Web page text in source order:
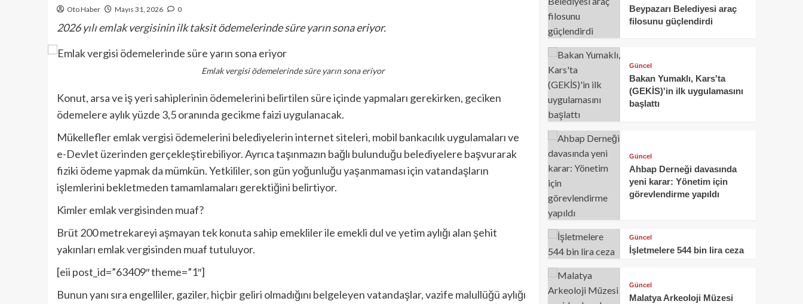
Oto Haber Mayıs 31, 2026 0
2026 yılı emlak vergisinin ilk taksit ödemelerinde süre yarın sona eriyor.
Emlak vergisi ödemelerinde süre yarın sona eriyor
Konut, arsa ve iş yeri sahiplerinin ödemelerini belirtilen süre içinde yapmaları gerekirken, geciken
ödemelere aylık yüzde 3,5 oranında gecikme faizi uygulanacak.
Mükellefler emlak vergisi ödemelerini belediyelerin internet siteleri, mobil bankacılık uygulamaları ve
e-Devlet üzerinden gerçekleştirebiliyor. Ayrıca taşınmazın bağlı bulunduğu belediyelere başvurarak
fiziki ödeme yapmak da mümkün. Yetkililer, son gün yoğunluğu yaşanmaması için vatandaşların
işlemlerini bekletmeden tamamlamaları gerektiğini belirtiyor.
Kimler emlak vergisinden muaf?
Brüt 200 metrekareyi aşmayan tek konuta sahip emekliler ile emekli dul ve yetim aylığı alan şehit
yakınları emlak vergisinden muaf tutuluyor.
[eii post_id=”63409″ theme=”1″]
Bunun yanı sıra engelliler, gaziler, hiçbir geliri olmadığını belgeleyen vatandaşlar, vazife malullüğü aylığı
Beypazarı Belediyesi araç
filosunu güçlendirdi
Güncel
Bakan Yumaklı, Kars'ta
(GEKİS)'in ilk uygulamasını
başlattı
Güncel
Ahbap Derneği davasında
yeni karar: Yönetim için
görevlendirme yapıldı
Güncel
İşletmelere 544 bin lira ceza
Güncel
Malatya Arkeoloji Müzesi